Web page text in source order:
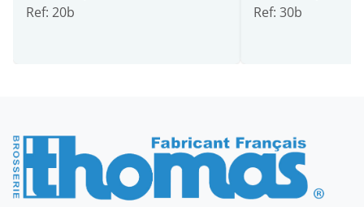
Ref: 20b Ref: 30b